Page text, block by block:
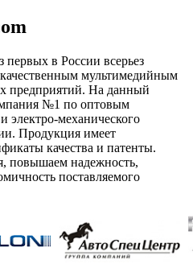
в России всерьез
мультимедийным
предприятий. На данный
№1 по оптовым
электро-механического
Продукция имеет
качества и патенты.
повышаем надежность,
поставляемого